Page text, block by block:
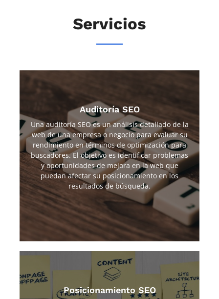
Servicios
Auditoría SEO
Una auditoría SEO es un análisis detallado de la
web de una empresa o negocio para evaluar su
rendimiento en términos de optimización para
buscadores. El objetivo es identificar problemas
y oportunidades de mejora en la web que
puedan afectar su posicionamiento en los
resultados de búsqueda.
En la auditoría se analizan diversos aspectos del sitio
web, como la estructura del sitio, el contenido, las
palabras clave, las meta etiquetas, los enlaces internos
y externos, la velocidad de carga del sitio y la
experiencia del usuario. También se analiza la
competencia para analizar qué está haciendo y
“quedarnos con lo bueno”.
Posicionamiento SEO